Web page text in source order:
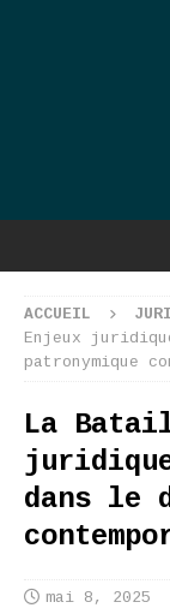
ACCUEIL
Enjeux
patronymique
La
dans le
mai 8, 2025